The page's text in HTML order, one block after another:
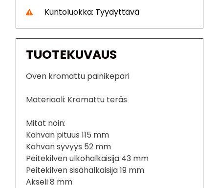
Kuntoluokka: Tyydyttävä
TUOTEKUVAUS
Oven kromattu painikepari
Materiaali: Kromattu teräs
Mitat noin:
Kahvan pituus 115 mm
Kahvan syvyys 52 mm
Peitekilven ulkohalkaisija 43 mm
Peitekilven sisähalkaisija 19 mm
Akseli 8 mm